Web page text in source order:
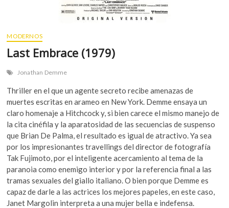
MODERNOS
Last Embrace (1979)
Jonathan Demme
Thriller en el que un agente secreto recibe amenazas de
muertes escritas en arameo en New York. Demme ensaya un
claro homenaje a Hitchcock y, si bien carece el mismo manejo de
la cita cinéfila y la aparatosidad de las secuencias de suspenso
que Brian De Palma, el resultado es igual de atractivo. Ya sea
por los impresionantes travellings del director de fotografía
Tak Fujimoto, por el inteligente acercamiento al tema de la
paranoia como enemigo interior y por la referencia final a las
tramas sexuales del giallo italiano. O bien porque Demme es
capaz de darle a las actrices los mejores papeles, en este caso,
Janet Margolin interpreta a una mujer bella e indefensa.